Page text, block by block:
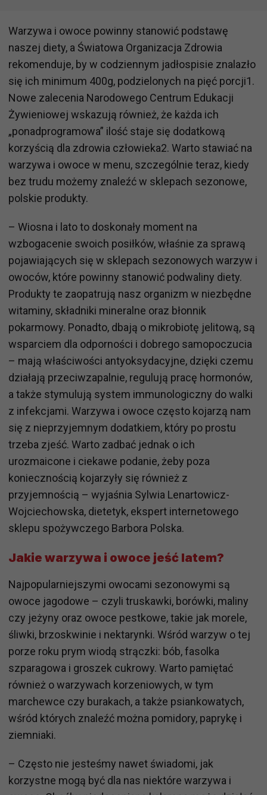
Warzywa i owoce powinny stanowić podstawę
naszej diety, a Światowa Organizacja Zdrowia
rekomenduje, by w codziennym jadłospisie znalazło
się ich minimum 400g, podzielonych na pięć porcji1.
Nowe zalecenia Narodowego Centrum Edukacji
Żywieniowej wskazują również, że każda ich
„ponadprogramowa” ilość staje się dodatkową
korzyścią dla zdrowia człowieka2. Warto stawiać na
warzywa i owoce w menu, szczególnie teraz, kiedy
bez trudu możemy znaleźć w sklepach sezonowe,
polskie produkty.
– Wiosna i lato to doskonały moment na
wzbogacenie swoich posiłków, właśnie za sprawą
pojawiających się w sklepach sezonowych warzyw i
owoców, które powinny stanowić podwaliny diety.
Produkty te zaopatrują nasz organizm w niezbędne
witaminy, składniki mineralne oraz błonnik
pokarmowy. Ponadto, dbają o mikrobiotę jelitową, są
wsparciem dla odporności i dobrego samopoczucia
– mają właściwości antyoksydacyjne, dzięki czemu
działają przeciwzapalnie, regulują pracę hormonów,
a także stymulują system immunologiczny do walki
z infekcjami. Warzywa i owoce często kojarzą nam
się z nieprzyjemnym dodatkiem, który po prostu
trzeba zjeść. Warto zadbać jednak o ich
urozmaicone i ciekawe podanie, żeby poza
koniecznością kojarzyły się również z
przyjemnością – wyjaśnia Sylwia Lenartowicz-
Wojciechowska, dietetyk, ekspert internetowego
sklepu spożywczego Barbora Polska.
Jakie warzywa i owoce jeść latem?
Najpopularniejszymi owocami sezonowymi są
owoce jagodowe – czyli truskawki, borówki, maliny
czy jeżyny oraz owoce pestkowe, takie jak morele,
śliwki, brzoskwinie i nektarynki. Wśród warzyw o tej
porze roku prym wiodą strączki: bób, fasolka
szparagowa i groszek cukrowy. Warto pamiętać
również o warzywach korzeniowych, w tym
marchewce czy burakach, a także psiankowatych,
wśród których znaleźć można pomidory, paprykę i
ziemniaki.
– Często nie jesteśmy nawet świadomi, jak
korzystne mogą być dla nas niektóre warzywa i